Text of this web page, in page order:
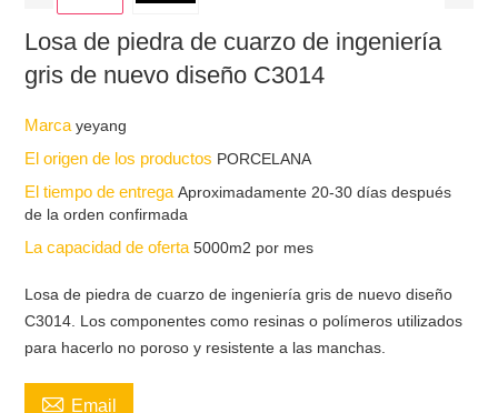
Losa de piedra de cuarzo de ingeniería
gris de nuevo diseño C3014
Marcayeyang
El origen de los productos PORCELANA
El tiempo de entregaAproximadamente 20-30 días después
de la orden confirmada
La capacidad de oferta5000m2 por mes
Losa de piedra de cuarzo de ingeniería gris de nuevo diseño
C3014. Los componentes como resinas o polímeros utilizados
para hacerlo no poroso y resistente a las manchas.
 Email